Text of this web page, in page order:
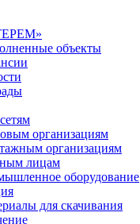
объекты
организациям
организациям
лицам
оборудование
для скачивания